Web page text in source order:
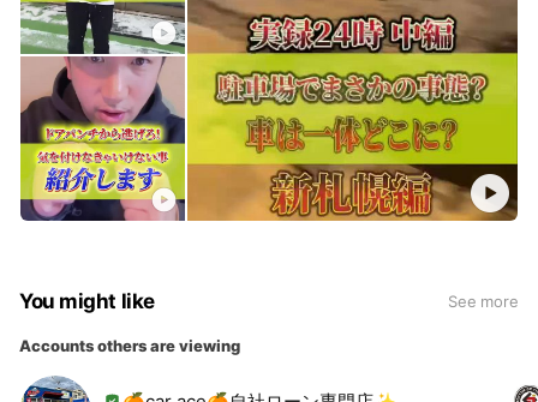
You might like See more
Accounts others are viewing